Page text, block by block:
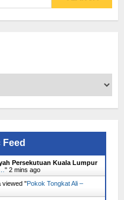
Feed
Persekutuan Kuala Lumpur
" 2 mins ago
viewed "Pokok Tongkat Ali –